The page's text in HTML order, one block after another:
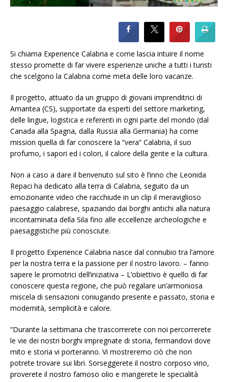
Si chiama Experience Calabria e come lascia intuire il nome
stesso promette di far vivere esperienze uniche a tutti i turisti
che scelgono la Calabria come meta delle loro vacanze.
Il progetto, attuato da un gruppo di giovani imprenditrici di
Amantea (CS), supportate da esperti del settore marketing,
delle lingue, logistica e referenti in ogni parte del mondo (dal
Canada alla Spagna, dalla Russia alla Germania) ha come
mission quella di far conoscere la “vera” Calabria, il suo
profumo, i sapori ed i colori, il calore della gente e la cultura.
Non a caso a dare il benvenuto sul sito è l’inno che Leonida
Repaci ha dedicato alla terra di Calabria, seguito da un
emozionante video che racchiude in un clip il meraviglioso
paesaggio calabrese, spaziando dai borghi antichi alla natura
incontaminata della Sila fino alle eccellenze archeologiche e
paesaggistiche più conosciute.
Il progetto Experience Calabria nasce dal connubio tra l’amore
per la nostra terra e la passione per il nostro lavoro. – fanno
sapere le promotrici dell’iniziativa – L’obiettivo è quello di far
conoscere questa regione, che può regalare un’armoniosa
miscela di sensazioni coniugando presente e passato, storia e
modernità, semplicità e calore.
“Durante la settimana che trascorrerete con noi percorrerete
le vie dei nostri borghi impregnate di storia, fermandovi dove
mito e storia vi porteranno. Vi mostreremo ciò che non
potrete trovare sui libri. Sorseggerete il nostro corposo vino,
proverete il nostro famoso olio e mangerete le specialità